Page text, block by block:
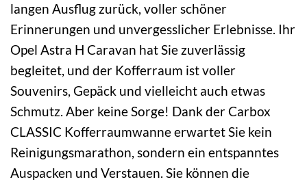
langen Ausflug zurück, voller schöner
Erinnerungen und unvergesslicher Erlebnisse. Ihr
Opel Astra H Caravan hat Sie zuverlässig
begleitet, und der Kofferraum ist voller
Souvenirs, Gepäck und vielleicht auch etwas
Schmutz. Aber keine Sorge! Dank der Carbox
CLASSIC Kofferraumwanne erwartet Sie kein
Reinigungsmarathon, sondern ein entspanntes
Auspacken und Verstauen. Sie können die